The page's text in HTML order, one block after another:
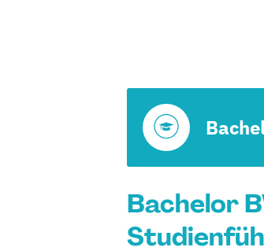
Bachelor